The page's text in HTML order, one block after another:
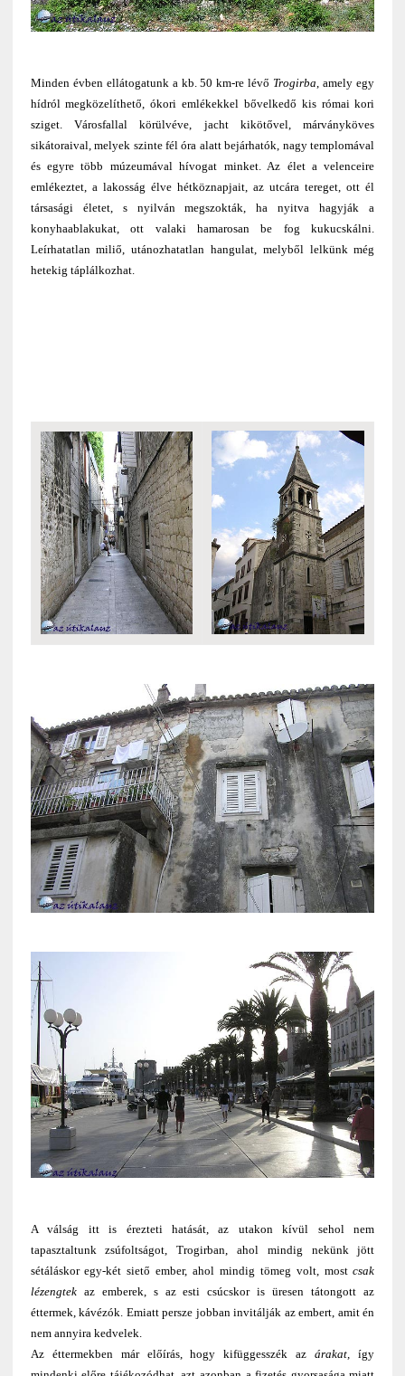
Minden évben ellátogatunk a kb. 50 km-re lévő Trogirba , amely egy
hídról megközelíthető, ókori emlékekkel bővelkedő kis római kori
sziget. Városfallal körülvéve, jacht kikötővel, márványköves
sikátoraival, melyek szinte fél óra alatt bejárhatók, nagy templomával
és egyre több múzeumával hívogat minket. Az élet a velenceire
emlékeztet, a lakosság élve hétköznapjait, az utcára tereget, ott él
társasági életet, s nyilván megszokták, ha nyitva hagyják a
konyhaablakukat, ott valaki hamarosan be fog kukucskálni.
Leírhatatlan miliő, utánozhatatlan hangulat, melyből lelkünk még
hetekig táplálkozhat.
A válság itt is érezteti hatását, az utakon kívül sehol nem
tapasztaltunk zsúfoltságot, Trogirban, ahol mindig nekünk jött
sétáláskor egy-két siető ember, ahol mindig tömeg volt, mostcsak
lézengtekaz emberek, s az esti csúcskor is üresen tátongott az
éttermek, kávézók. Emiatt persze jobban invitálják az embert, amit én
nem annyira kedvelek.
Az éttermekben már előírás, hogy kifüggesszék azárakat,
így